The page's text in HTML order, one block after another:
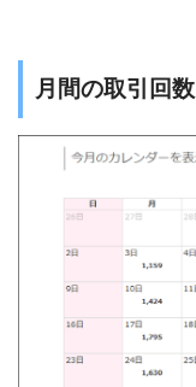
月間の取引回数